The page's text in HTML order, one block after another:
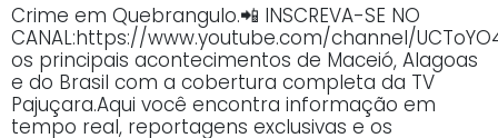
Crime em Quebrangulo.📲 INSCREVA-SE NO
CANAL:https://www.youtube.com/channel/
os principais acontecimentos de Maceió, Alagoas
e do Brasil com a cobertura completa da TV
Pajuçara.Aqui você encontra informação em
tempo real, reportagens exclusivas e os